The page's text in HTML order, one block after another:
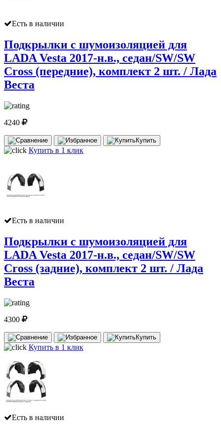
Есть в наличии
Подкрылки с шумоизоляцией для
LADA Vesta 2017-н.в., седан/SW/SW
Cross (передние), комплект 2 шт. / Лада
Веста
4240
Купить
Купить в 1 клик
Есть в наличии
Подкрылки с шумоизоляцией для
LADA Vesta 2017-н.в., седан/SW/SW
Cross (задние), комплект 2 шт. / Лада
Веста
4300
Купить
Купить в 1 клик
Есть в наличии